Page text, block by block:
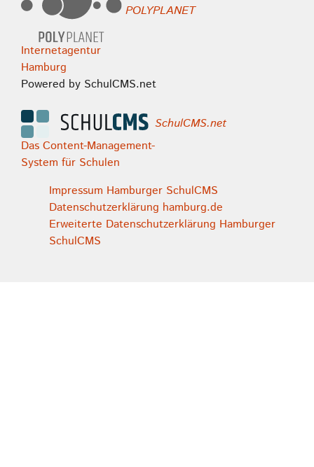
POLYPLANET
Internetagentur
Hamburg
Powered by SchulCMS.net
SchulCMS.net
Das Content-Management-
System für Schulen
Impressum Hamburger SchulCMS
Datenschutzerklärung hamburg.de
Erweiterte Datenschutzerklärung Hamburger
SchulCMS